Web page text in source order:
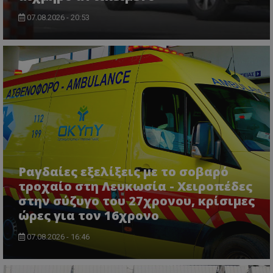
07.08.2026 - 20:53
Ραγδαίες εξελίξεις με το σοβαρό
τροχαίο στη Λευκωσία - Χειροπέδες
στην σύζυγο του 27χρονου, κρίσιμες
ώρες για τον 16χρονο
07.08.2026 - 16:46
ASP.NET_SessionId
Microsoft Corporation
VISITOR_PRIVACY_METADATA
YouTube
.youtube.com